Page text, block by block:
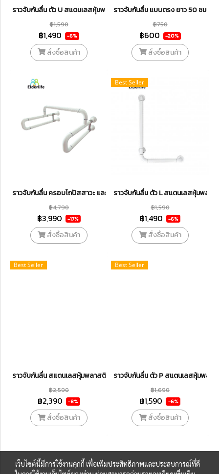
ราวจับกันลื่น ตัว U สแตนเลสหุ้มพลาสติก สีขาว รุ่น BH-012
฿1,590
฿1,490 -6%
สั่งซื้อสินค้า
ราวจับกันลื่น แบบตรง ยาว 50 ซม.
฿750
฿600 -20%
สั่งซื้อสินค้า
ราวจับกันลื่น ครอบโถปัสสาวะ และชักโครก สแตนเลสหุ้มพลาสติก สีขาว รุ่
฿4,790
฿3,990 -17%
สั่งซื้อสินค้า
Best Seller
ราวจับกันลื่น ตัว L สแตนเลสหุ้มพลาส
฿1,590
฿1,490 -6%
สั่งซื้อสินค้า
Best Seller
ราวจับกันลื่น สแตนเลสหุ้มพลาสติก สีขาว พับขึ้นลงได้ รุ่น BH-014
฿2,590
฿2,390 -8%
สั่งซื้อสินค้า
Best Seller
ราวจับกันลื่น ตัว P สแตนเลสหุ้มพลา
฿1,690
฿1,590 -6%
สั่งซื้อสินค้า
เว็บไซต์นี้มีการใช้งานคุกกี้ เพื่อเพิ่มประสิทธิภาพและประสบการณ์ที่ดี